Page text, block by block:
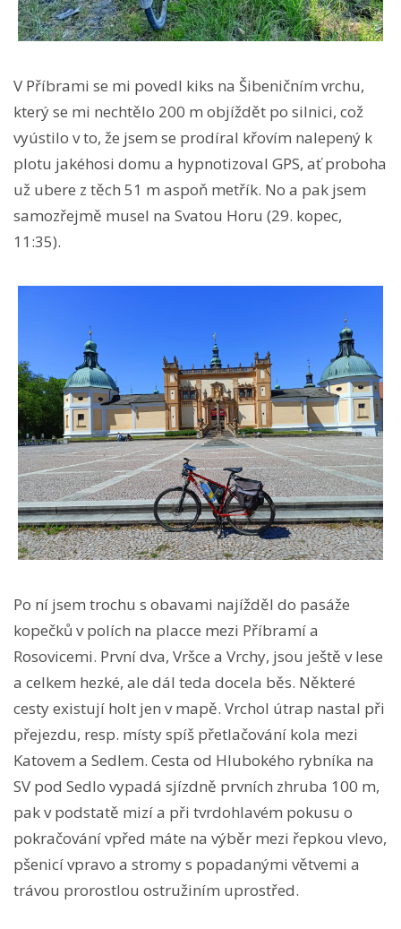
V Příbrami se mi povedl kiks na Šibeničním vrchu,
který se mi nechtělo 200 m objíždět po silnici, což
vyústilo v to, že jsem se prodíral křovím nalepený k
plotu jakéhosi domu a hypnotizoval GPS, ať proboha
už ubere z těch 51 m aspoň metřík. No a pak jsem
samozřejmě musel na Svatou Horu (29. kopec,
11:35).
Po ní jsem trochu s obavami najížděl do pasáže
kopečků v polích na placce mezi Příbramí a
Rosovicemi. První dva, Vršce a Vrchy, jsou ještě v lese
a celkem hezké, ale dál teda docela běs. Některé
cesty existují holt jen v mapě. Vrchol útrap nastal při
přejezdu, resp. místy spíš přetlačování kola mezi
Katovem a Sedlem. Cesta od Hlubokého rybníka na
SV pod Sedlo vypadá sjízdně prvních zhruba 100 m,
pak v podstatě mizí a při tvrdohlavém pokusu o
pokračování vpřed máte na výběr mezi řepkou vlevo,
pšenicí vpravo a stromy s popadanými větvemi a
trávou prorostlou ostružiním uprostřed.